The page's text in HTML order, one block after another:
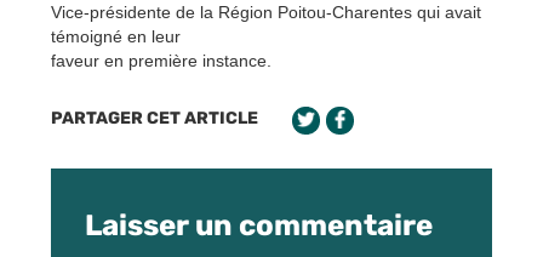
Vice-présidente de la Région Poitou-Charentes qui avait
témoigné en leur
faveur en première instance.
PARTAGER CET ARTICLE
Laisser un commentaire